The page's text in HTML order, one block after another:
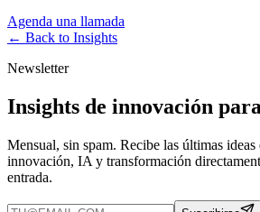
Agenda una llamada
← Back to Insights
Newsletter
Insights de innovación
Mensual, sin spam. Recibe las últimas
innovación, IA y transformación
entrada.